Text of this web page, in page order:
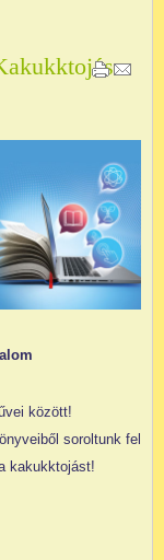
között!
soroltunk fel
kakukktojást!